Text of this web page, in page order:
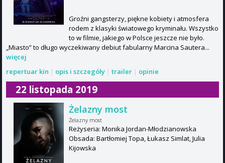
Groźni gangsterzy, piękne kobiety i atmosfera
rodem z klasyki światowego kryminału. Wszystko
to w filmie, jakiego w Polsce jeszcze nie było.
„Miasto” to długo wyczekiwany debiut fabularny Marcina Sautera...
więcej
repertuar kin | opis i szczegóły | trailer | opinie
22 listopada 2019
Żelazny most
Żelazny most
Reżyseria: Monika Jordan-Młodzianowska
Obsada: Bartłomiej Topa, Łukasz Simlat, Julia
Kijowska